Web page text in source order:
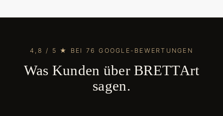
4,8 / 5 ★ BEI 76 GOOGLE-BEWERTUNGEN
Was Kunden über BRETTArt
sagen.